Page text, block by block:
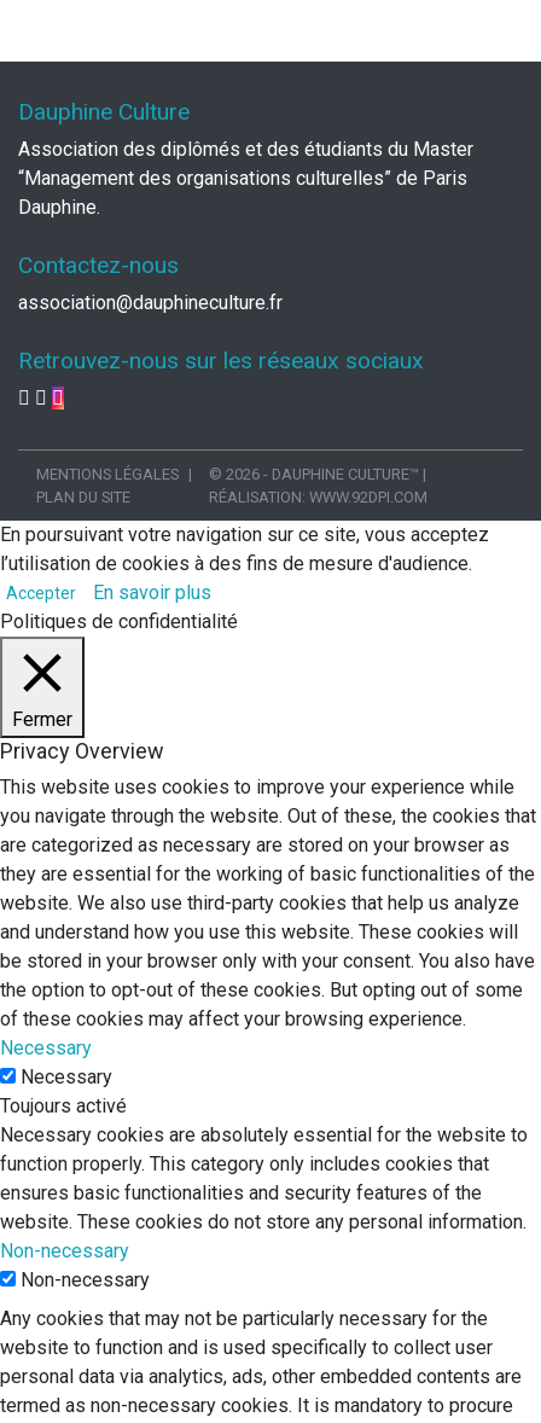
Dauphine Culture
Association des diplômés et des étudiants du Master
“Management des organisations culturelles” de Paris
Dauphine.
Contactez-nous
association@dauphineculture.fr
Retrouvez-nous sur les réseaux sociaux
MENTIONS LÉGALES
PLAN DU SITE
© 2026 - DAUPHINE CULTURE™ |
RÉALISATION: WWW.92DPI.COM
En poursuivant votre navigation sur ce site, vous acceptez
l’utilisation de cookies à des fins de mesure d'audience.
Accepter
En savoir plus
Politiques de confidentialité
Fermer
Privacy Overview
This website uses cookies to improve your experience while
you navigate through the website. Out of these, the cookies that
are categorized as necessary are stored on your browser as
they are essential for the working of basic functionalities of the
website. We also use third-party cookies that help us analyze
and understand how you use this website. These cookies will
be stored in your browser only with your consent. You also have
the option to opt-out of these cookies. But opting out of some
of these cookies may affect your browsing experience.
Necessary
Necessary
Toujours activé
Necessary cookies are absolutely essential for the website to
function properly. This category only includes cookies that
ensures basic functionalities and security features of the
website. These cookies do not store any personal information.
Non-necessary
Non-necessary
Any cookies that may not be particularly necessary for the
website to function and is used specifically to collect user
personal data via analytics, ads, other embedded contents are
termed as non-necessary cookies. It is mandatory to procure